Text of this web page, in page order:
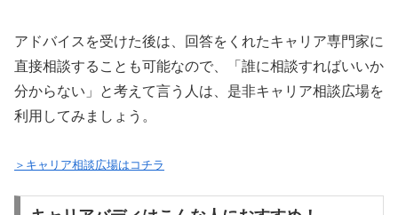
アドバイスを受けた後は、回答をくれたキャリア専門家に
直接相談することも可能なので、「誰に相談すればいいか
分からない」と考えて言う人は、是非キャリア相談広場を
利用してみましょう。
＞キャリア相談広場はコチラ